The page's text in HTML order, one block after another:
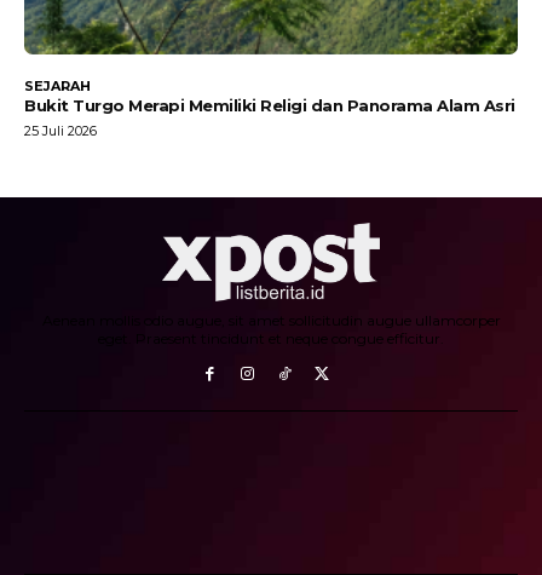
SEJARAH
Bukit Turgo Merapi Memiliki Religi dan Panorama Alam Asri
25 Juli 2026
Aenean mollis odio augue, sit amet sollicitudin augue ullamcorper
eget. Praesent tincidunt et neque congue efficitur.